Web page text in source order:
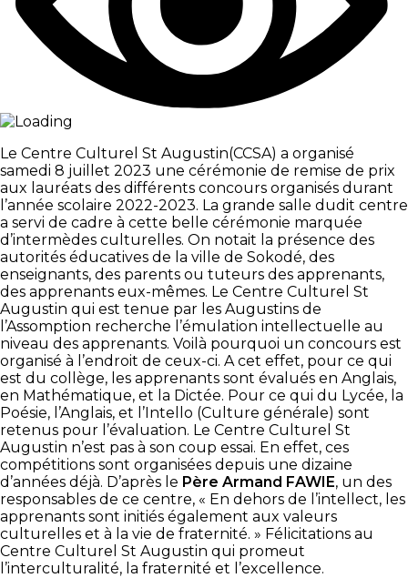
Le Centre Culturel St Augustin(CCSA) a organisé
samedi 8 juillet 2023 une cérémonie de remise de prix
aux lauréats des différents concours organisés durant
l’année scolaire 2022-2023. La grande salle dudit centre
a servi de cadre à cette belle cérémonie marquée
d’intermèdes culturelles. On notait la présence des
autorités éducatives de la ville de Sokodé, des
enseignants, des parents ou tuteurs des apprenants,
des apprenants eux-mêmes. Le Centre Culturel St
Augustin qui est tenue par les Augustins de
l’Assomption recherche l’émulation intellectuelle au
niveau des apprenants. Voilà pourquoi un concours est
organisé à l’endroit de ceux-ci. A cet effet, pour ce qui
est du collège, les apprenants sont évalués en Anglais,
en Mathématique, et la Dictée. Pour ce qui du Lycée, la
Poésie, l’Anglais, et l’Intello (Culture générale) sont
retenus pour l’évaluation. Le Centre Culturel St
Augustin n’est pas à son coup essai. En effet, ces
compétitions sont organisées depuis une dizaine
d’années déjà. D’après le Père Armand FAWIE, un des
responsables de ce centre, « En dehors de l’intellect, les
apprenants sont initiés également aux valeurs
culturelles et à la vie de fraternité. » Félicitations au
Centre Culturel St Augustin qui promeut
l’interculturalité, la fraternité et l’excellence.